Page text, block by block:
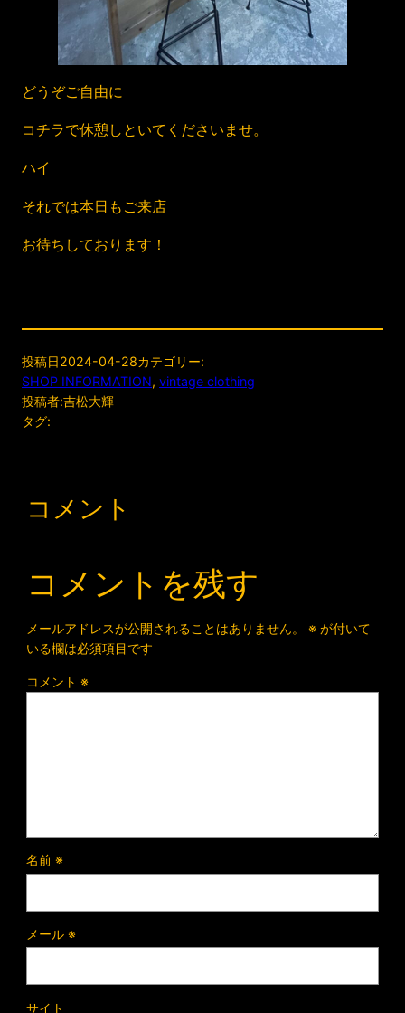
どうぞご自由に
コチラで休憩しといてくださいませ。
ハイ
それでは本日もご来店
お待ちしております！
投稿日2024-04-28カテゴリー:
SHOP INFORMATION, vintage clothing
投稿者:吉松大輝
タグ:
コメント
コメントを残す
メールアドレスが公開されることはありません。 ※が付いて
いる欄は必須項目です
コメント ※
名前 ※
メール ※
サイト